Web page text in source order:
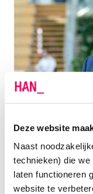
Deze website
Naast
technieken) die
laten functioneren
website te
25 MEI 2022
INSTALLATIE
Op woensdag 25
Eric Velleman tot
Design &